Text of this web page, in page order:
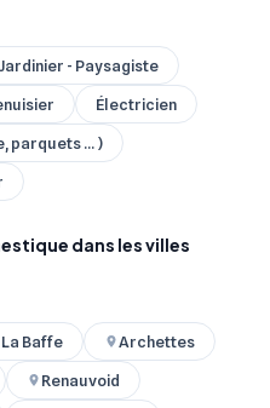
- Paysagiste
Électricien
parquets ... )
dans les villes
La Baffe
Archettes
Renauvoid